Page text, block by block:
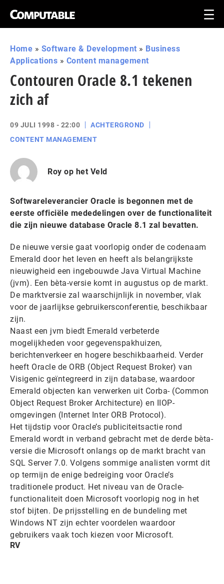
Home » Software & Development » Business
Applications » Content management
Contouren Oracle 8.1 tekenen
zich af
09 JULI 1998 - 22:00
ACHTERGROND
CONTENT MANAGEMENT
Roy op het Veld
Softwareleverancier Oracle is begonnen met de
eerste officiële mededelingen over de functionaliteit
die zijn nieuwe database Oracle 8.1 zal bevatten.
De nieuwe versie gaat voorlopig onder de codenaam
Emerald door het leven en heeft als belangrijkste
nieuwigheid een ingebouwde Java Virtual Machine
(jvm). Een bèta-versie komt in augustus op de markt.
De marktversie zal waarschijnlijk in november, vlak
voor de jaarlijkse gebruikersconferentie, beschikbaar
zijn.
Naast een jvm biedt Emerald verbeterde
mogelijkheden voor gegevenspakhuizen,
berichtenverkeer en hogere beschikbaarheid. Verder
heeft Oracle de ORB (Object Request Broker) van
Visigenic geïntegreerd in zijn database, waardoor
Emerald objecten kan verwerken uit Corba- (Common
Object Request Broker Architecture) en IIOP-
omgevingen (Internet Inter ORB Protocol).
Het tijdstip voor Oracle’s publiciteitsactie rond
Emerald wordt in verband gebracht met de derde bèta-
versie die Microsoft onlangs op de markt bracht van
SQL Server 7.0. Volgens sommige analisten vormt dit
op termijn de enige bedreiging voor Oracle’s
traditionele product. Het niveau van de Oracle-
functionaliteit doen Microsoft voorlopig nog in het
stof bijten. De prijsstelling en de bundeling met
Windows NT zijn echter voordelen waardoor
gebruikers vaak toch kiezen voor Microsoft.
RV